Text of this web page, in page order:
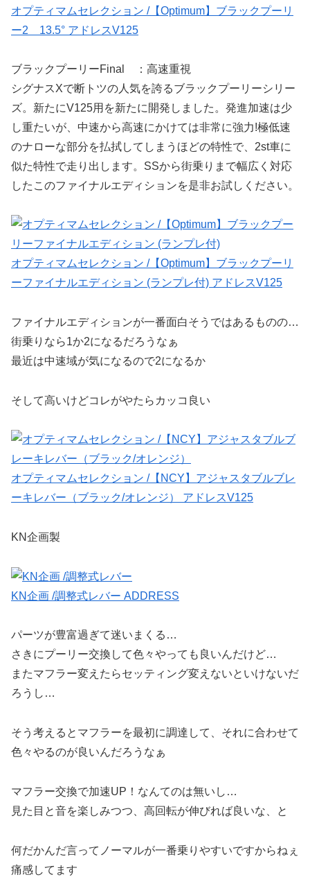
オプティマムセレクション /【Optimum】ブラックプーリ
ー2 13.5° アドレスV125
ブラックプーリーFinal ：高速重視
シグナスXで断トツの人気を誇るブラックプーリーシリー
ズ。新たにV125用を新たに開発しました。発進加速は少
し重たいが、中速から高速にかけては非常に強力!極低速
のナローな部分を払拭してしまうほどの特性で、2st車に
似た特性で走り出します。SSから街乗りまで幅広く対応
したこのファイナルエディションを是非お試しください。
オプティマムセレクション /【Optimum】ブラックプーリ
ーファイナルエディション (ランプレ付) アドレスV125
ファイナルエディションが一番面白そうではあるものの…
街乗りなら1か2になるだろうなぁ
最近は中速域が気になるので2になるか
そして高いけどコレがやたらカッコ良い
オプティマムセレクション /【NCY】アジャスタブルブレ
ーキレバー（ブラック/オレンジ） アドレスV125
KN企画製
KN企画 /調整式レバー ADDRESS
パーツが豊富過ぎて迷いまくる…
さきにプーリー交換して色々やっても良いんだけど…
またマフラー変えたらセッティング変えないといけないだ
ろうし…
そう考えるとマフラーを最初に調達して、それに合わせて
色々やるのが良いんだろうなぁ
マフラー交換で加速UP！なんてのは無いし…
見た目と音を楽しみつつ、高回転が伸びれば良いな、と
何だかんだ言ってノーマルが一番乗りやすいですからねぇ
痛感してます